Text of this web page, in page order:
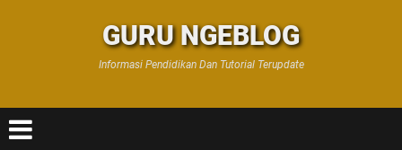
GURU NGEBLOG
Informasi Pendidikan Dan Tutorial Terupdate